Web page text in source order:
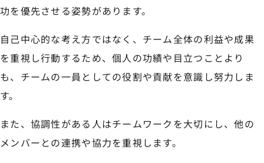
功を優先させる姿勢があります。
自己中心的な考え方ではなく、チーム全体の利益や成果
を重視し行動するため、個人の功績や目立つことより
も、チームの一員としての役割や貢献を意識し努力しま
す。
また、協調性がある人はチームワークを大切にし、他の
メンバーとの連携や協力を重視します。